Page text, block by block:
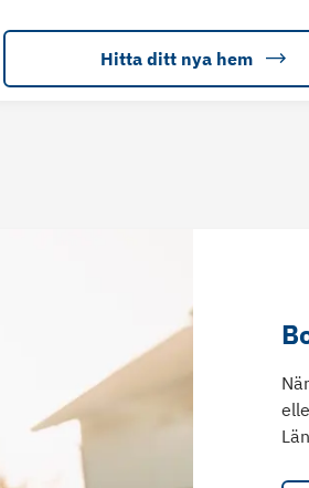
Hitta ditt nya hem